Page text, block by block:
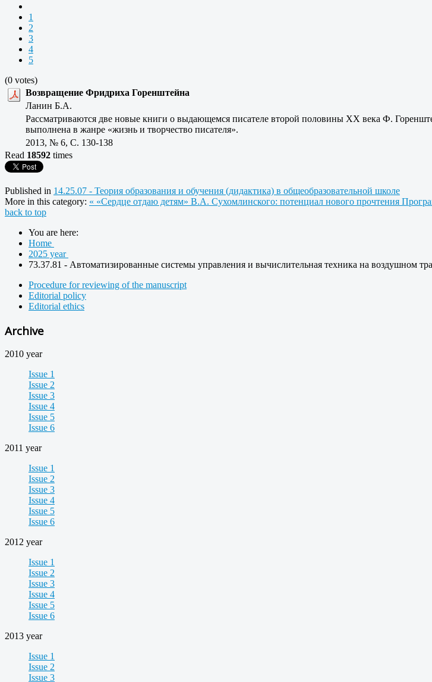
1
2
3
4
5
(0 votes)
Возвращение Фридриха Горенштейна
Ланин Б.А.
Рассматриваются две новые книги о выдающемся писателе второй половины ХХ века Ф.
выполнена в жанре «жизнь и творчество писателя».
2013, № 6, C. 130-138
Read 18592 times
Published in 14.25.07 - Теория образования и обучения (дидактика) в общеобразовательной школе
More in this category: « «Сердце отдаю детям» В.А. Сухомлинского: потенциал нового прочтения
back to top
You are here:
Home
2025 year
73.37.81 - Автоматизированные системы управления и вычислительная техника на воздушном
Procedure for reviewing of the manuscript
Editorial policy
Editorial ethics
Archive
2010 year
Issue 1
Issue 2
Issue 3
Issue 4
Issue 5
Issue 6
2011 year
Issue 1
Issue 2
Issue 3
Issue 4
Issue 5
Issue 6
2012 year
Issue 1
Issue 2
Issue 3
Issue 4
Issue 5
Issue 6
2013 year
Issue 1
Issue 2
Issue 3